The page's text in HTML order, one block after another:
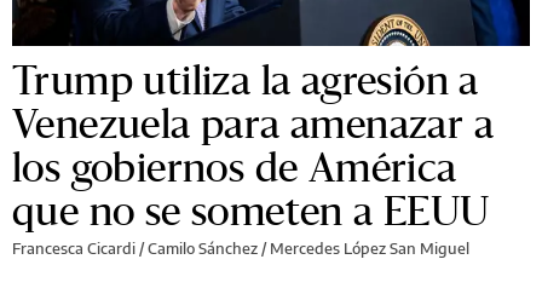
Trump utiliza la agresión a
Venezuela para amenazar a
los gobiernos de América
que no se someten a EEUU
Francesca Cicardi / Camilo Sánchez / Mercedes López San Miguel